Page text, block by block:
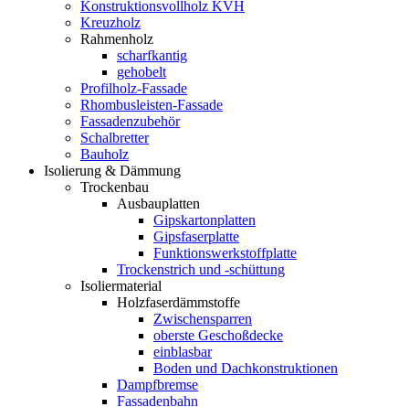
Konstruktionsvollholz KVH
Kreuzholz
Rahmenholz
scharfkantig
gehobelt
Profilholz-Fassade
Rhombusleisten-Fassade
Fassadenzubehör
Schalbretter
Bauholz
Isolierung & Dämmung
Trockenbau
Ausbauplatten
Gipskartonplatten
Gipsfaserplatte
Funktionswerkstoffplatte
Trockenstrich und -schüttung
Isoliermaterial
Holzfaserdämmstoffe
Zwischensparren
oberste Geschoßdecke
einblasbar
Boden und Dachkonstruktionen
Dampfbremse
Fassadenbahn